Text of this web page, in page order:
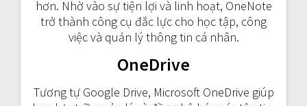
hơn. Nhờ vào sự tiện lợi và linh hoạt, OneNote
trở thành công cụ đắc lực cho học tập, công
việc và quản lý thông tin cá nhân.
OneDrive
Tương tự Google Drive, Microsoft OneDrive giúp